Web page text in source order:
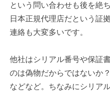
という問い合わせも後を絶ち
日本正規代理店だという証
連絡も大変多いです。
他社はシリアル番号や保証
のは偽物だからではないか？
などなど。ちなみにシリア